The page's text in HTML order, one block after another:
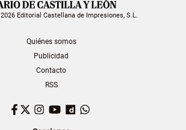
Editorial Castellana de Impresiones, S.L.
Quiénes somos
Publicidad
Contacto
RSS
Facebook
TwitterInstagram
YouTubeDailymotion